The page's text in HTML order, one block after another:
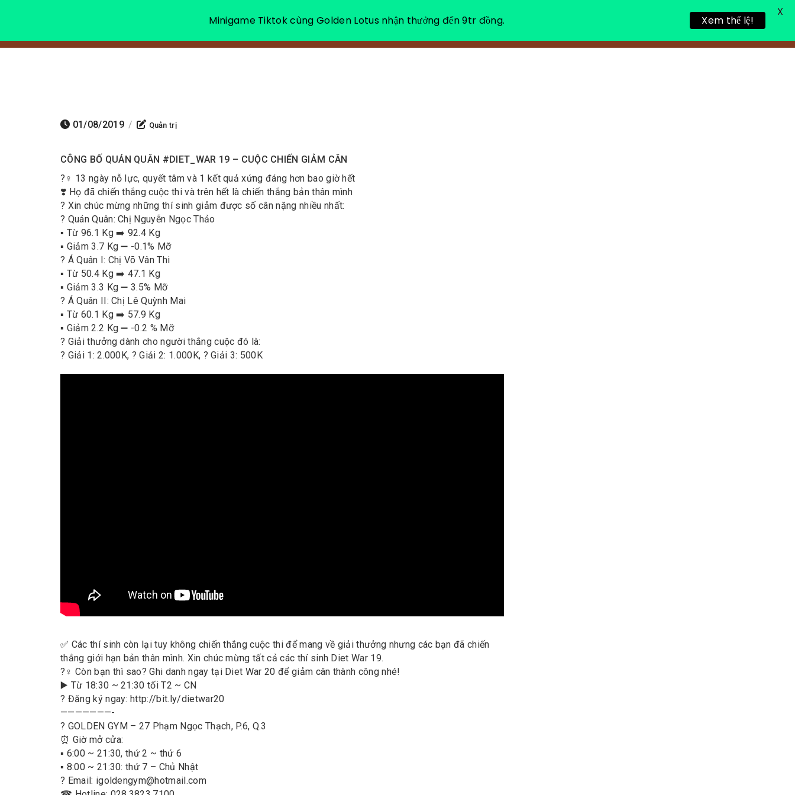
VỀ CHÚNG TÔI NGHỈ DƯỠNG THƯ GIÃN LIÊN HỆ
01/08/2019 / Quản trị
CÔNG BỐ QUÁN QUÂN #DIET_WAR 19 – CUỘC CHIẾN GIẢM CÂN
?️‍♀️ 13 ngày nỗ lực, quyết tâm và 1 kết quả xứng đáng hơn bao giờ hết
❣️ Họ đã chiến thắng cuộc thi và trên hết là chiến thắng bản thân mình
? Xin chúc mừng những thí sinh giảm được số cân nặng nhiều nhất:
? Quán Quân: Chị Nguyễn Ngọc Thảo
▪️ Từ 96.1 Kg ➡️ 92.4 Kg
▪️ Giảm 3.7 Kg ➖ -0.1% Mỡ
? Á Quân I: Chị Võ Vân Thi
▪️ Từ 50.4 Kg ➡️ 47.1 Kg
▪️ Giảm 3.3 Kg ➖ 3.5% Mỡ
? Á Quân II: Chị Lê Quỳnh Mai
▪️ Từ 60.1 Kg ➡️ 57.9 Kg
▪️ Giảm 2.2 Kg ➖ -0.2 % Mỡ
? Giải thưởng dành cho người thắng cuộc đó là:
? Giải 1: 2.000K, ? Giải 2: 1.000K, ? Giải 3: 500K
✅ Các thí sinh còn lại tuy không chiến thắng cuộc thi để mang về giải thưởng nhưng các bạn đã chiến
thắng giới hạn bản thân mình. Xin chúc mừng tất cả các thí sinh Diet War 19.
?‍♀️ Còn bạn thì sao? Ghi danh ngay tại Diet War 20 để giảm cân thành công nhé!
▶️ Từ 18:30 ~ 21:30 tối T2 ~ CN
? Đăng ký ngay: http://bit.ly/dietwar20
———————-
? GOLDEN GYM – 27 Phạm Ngọc Thạch, P.6, Q.3
⏰ Giờ mở cửa:
▪️ 6:00 ~ 21:30, thứ 2 ~ thứ 6
▪️ 8:00 ~ 21:30: thứ 7 – Chủ Nhật
? Email: igoldengym@hotmail.com
Minigame Tiktok cùng Golden Lotus nhận thưởng đến 9tr đồng. Xem thể lệ!
X